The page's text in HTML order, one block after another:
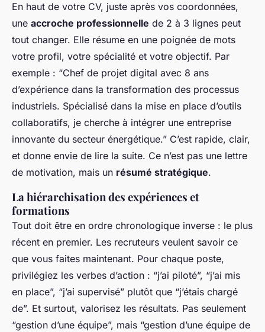
En haut de votre CV, juste après vos coordonnées,
une accroche professionnelle de 2 à 3 lignes peut
tout changer. Elle résume en une poignée de mots
votre profil, votre spécialité et votre objectif. Par
exemple : “Chef de projet digital avec 8 ans
d’expérience dans la transformation des processus
industriels. Spécialisé dans la mise en place d’outils
collaboratifs, je cherche à intégrer une entreprise
innovante du secteur énergétique.” C’est rapide, clair,
et donne envie de lire la suite. Ce n’est pas une lettre
de motivation, mais un résumé stratégique.
La hiérarchisation des expériences et
formations
Tout doit être en ordre chronologique inverse : le plus
récent en premier. Les recruteurs veulent savoir ce
que vous faites maintenant. Pour chaque poste,
privilégiez les verbes d’action : “j’ai piloté”, “j’ai mis
en place”, “j’ai supervisé” plutôt que “j’étais chargé
de”. Et surtout, valorisez les résultats. Pas seulement
“gestion d’une équipe”, mais “gestion d’une équipe de